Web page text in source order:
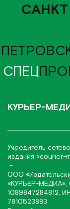
СПЕЦ
КУРЬЕР-
Учредитель
издания «соurier-
-
ООО
«КУРЬЕР-МЕДИА»,
1089847284812,
7810523883